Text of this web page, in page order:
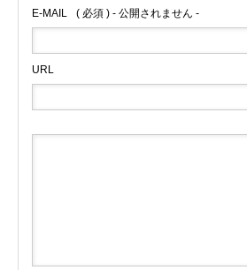
E-MAIL ( 必須 ) - 公開されません -
URL